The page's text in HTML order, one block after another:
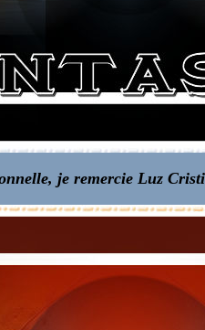
je remercie Luz